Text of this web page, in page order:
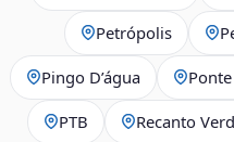
Petrópolis
Pingo D’água
PTB Recanto